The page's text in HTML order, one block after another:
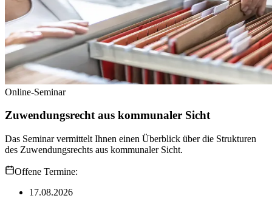
Online-Seminar
Zuwendungsrecht aus kommunaler Sicht
Das Seminar vermittelt Ihnen einen Überblick über die Strukturen
des Zuwendungsrechts aus kommunaler Sicht.
Offene Termine:
17.08.2026